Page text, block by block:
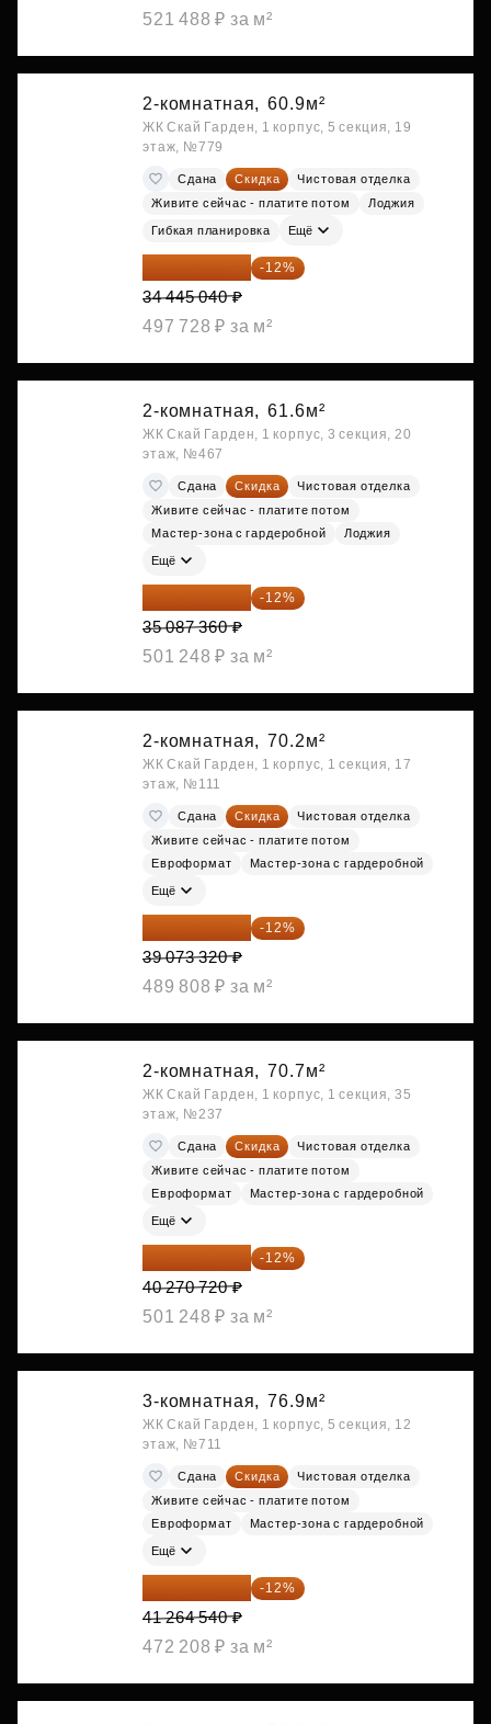
521 488 ₽ за м²
2-комнатная, 60.9м²
ЖК Скай Гарден, 1 корпус, 5 секция, 19
этаж, №779
Сдана Скидка
Чистовая отделка
Живите сейчас - платите потом
Лоджия
Гибкая планировка Ещё
30 311 635 ₽ -12%
34 445 040 ₽
497 728 ₽ за м²
2-комнатная, 61.6м²
ЖК Скай Гарден, 1 корпус, 3 секция, 20
этаж, №467
Сдана Скидка
Чистовая отделка
Живите сейчас - платите потом
Мастер-зона с гардеробной
Лоджия
Ещё
30 876 877 ₽ -12%
35 087 360 ₽
501 248 ₽ за м²
2-комнатная, 70.2м²
ЖК Скай Гарден, 1 корпус, 1 секция, 17
этаж, №111
Сдана Скидка
Чистовая отделка
Живите сейчас - платите потом
Евроформат
Мастер-зона с гардеробной
Ещё
34 384 522 ₽ -12%
39 073 320 ₽
489 808 ₽ за м²
2-комнатная, 70.7м²
ЖК Скай Гарден, 1 корпус, 1 секция, 35
этаж, №237
Сдана Скидка
Чистовая отделка
Живите сейчас - платите потом
Евроформат
Мастер-зона с гардеробной
Ещё
35 438 234 ₽ -12%
40 270 720 ₽
501 248 ₽ за м²
3-комнатная, 76.9м²
ЖК Скай Гарден, 1 корпус, 5 секция, 12
этаж, №711
Сдана Скидка
Чистовая отделка
Живите сейчас - платите потом
Евроформат
Мастер-зона с гардеробной
Ещё
36 312 795 ₽ -12%
41 264 540 ₽
472 208 ₽ за м²